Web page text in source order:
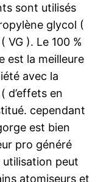
sont utilisés
glycol (
VG ). Le 100 %
est la meilleure
avec la
d’effets en
cependant
est bien
pro généré
peut
atomiseurs et